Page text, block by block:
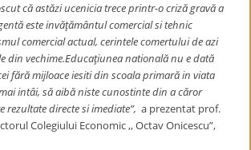
că astăzi ucenicia trece printr-o criză gravă a
este invăţământul comercial si tehnic
comercial actual, cerintele comertului de azi
din vechime.Educaţiunea natională nu e dată
fără mijloace iesiti din scoala primară in viata
intâi, să aibă niste cunostinte din a căror
rezultate directe si imediate”, a prezentat prof.
Colegiului Economic ,, Octav Onicescu”,